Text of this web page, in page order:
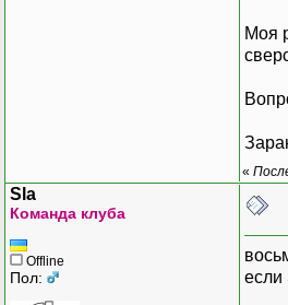
Моя
«
Sla
Команда клуба
Offline
Пол:
если